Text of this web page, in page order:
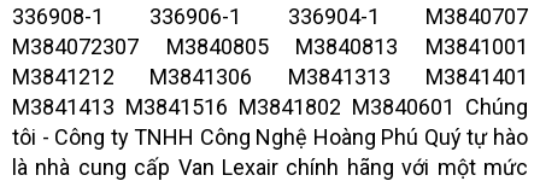
336908-1 336906-1 336904-1 M3840707
M384072307 M3840805 M3840813 M3841001
M3841212 M3841306 M3841313 M3841401
M3841413 M3841516 M3841802 M3840601 Chúng
tôi - Công ty TNHH Công Nghệ Hoàng Phú Quý tự hào
là nhà cung cấp Van Lexair chính hãng với một mức